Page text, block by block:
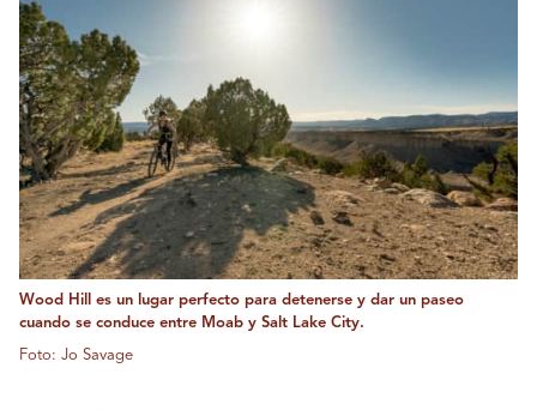
Wood Hill es un lugar perfecto para detenerse y dar un paseo
cuando se conduce entre Moab y Salt Lake City.
Foto: Jo Savage